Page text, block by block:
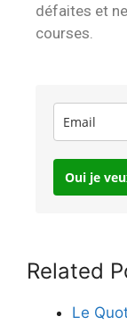
défaites et
courses.
Oui je
Related
Le